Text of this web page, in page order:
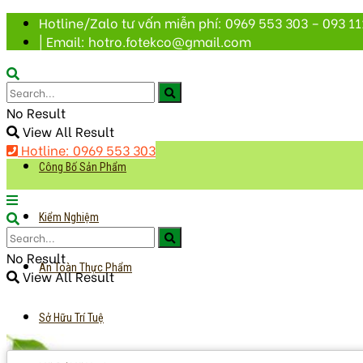
Hotline/Zalo tư vấn miễn phí: 0969 553 303 – 093
| Email: hotro.fotekco@gmail.com
No Result
View All Result
Hotline: 0969 553 303
Công Bố Sản Phẩm
Kiểm Nghiệm
An Toàn Thực Phẩm
Sở Hữu Trí Tuệ
No Result
View All Result